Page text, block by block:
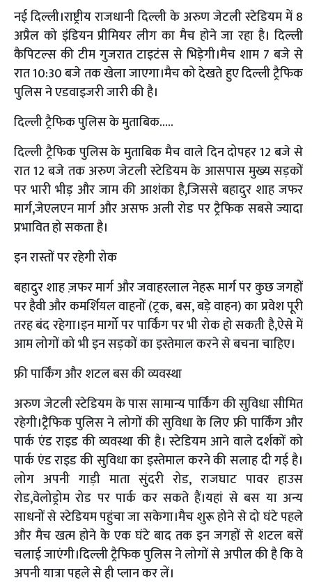
नई दिल्ली।राष्ट्रीय राजधानी दिल्ली के अरुण जेटली स्टेडियम में 8
अप्रैल को इंडियन प्रीमियर लीग का मैच होने जा रहा है। दिल्ली
कैपिटल्स की टीम गुजरात टाइटंस से भिड़ेगी।मैच शाम 7 बजे से
रात 10:30 बजे तक खेला जाएगा।मैच को देखते हुए दिल्ली ट्रैफिक
पुलिस ने एडवाइजरी जारी की है।
दिल्ली ट्रैफिक पुलिस के मुताबिक.....
दिल्ली ट्रैफिक पुलिस के मुताबिक मैच वाले दिन दोपहर 12 बजे से
रात 12 बजे तक अरुण जेटली स्टेडियम के आसपास मुख्य सड़कों
पर भारी भीड़ और जाम की आशंका है,जिससे बहादुर शाह जफर
मार्ग,जेएलएन मार्ग और असफ अली रोड पर ट्रैफिक सबसे ज्यादा
प्रभावित हो सकता है।
इन रास्तों पर रहेगी रोक
बहादुर शाह ज़फर मार्ग और जवाहरलाल नेहरू मार्ग पर कुछ जगहों
पर हैवी और कमर्शियल वाहनों (ट्रक, बस, बड़े वाहन) का प्रवेश पूरी
तरह बंद रहेगा।इन मार्गो पर पार्किंग पर भी रोक हो सकती है,ऐसे में
आम लोगों को भी इन सड़कों का इस्तेमाल करने से बचना चाहिए।
फ्री पार्किंग और शटल बस की व्यवस्था
अरुण जेटली स्टेडियम के पास सामान्य पार्किंग की सुविधा सीमित
रहेगी।ट्रैफिक पुलिस ने लोगों की सुविधा के लिए फ्री पार्किंग और
पार्क एंड राइड की व्यवस्था की है। स्टेडियम आने वाले दर्शकों को
पार्क एंड राइड की सुविधा का इस्तेमाल करने की सलाह दी गई है।
लोग अपनी गाड़ी माता सुंदरी रोड, राजघाट पावर हाउस
रोड,वेलोड्रोम रोड पर पार्क कर सकते हैं।यहां से बस या अन्य
साधनों से स्टेडियम पहुंचा जा सकेगा।मैच शुरू होने से दो घंटे पहले
और मैच खत्म होने के एक घंटे बाद तक इन जगहों से शटल बसें
चलाई जाएंगी।दिल्ली ट्रैफिक पुलिस ने लोगों से अपील की है कि वे
अपनी यात्रा पहले से ही प्लान कर लें।